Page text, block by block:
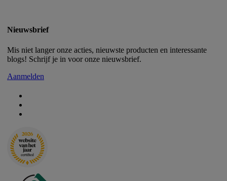
Nieuwsbrief
Mis niet langer onze acties, nieuwste producten en interessante
blogs! Schrijf je in voor onze nieuwsbrief.
Aanmelden